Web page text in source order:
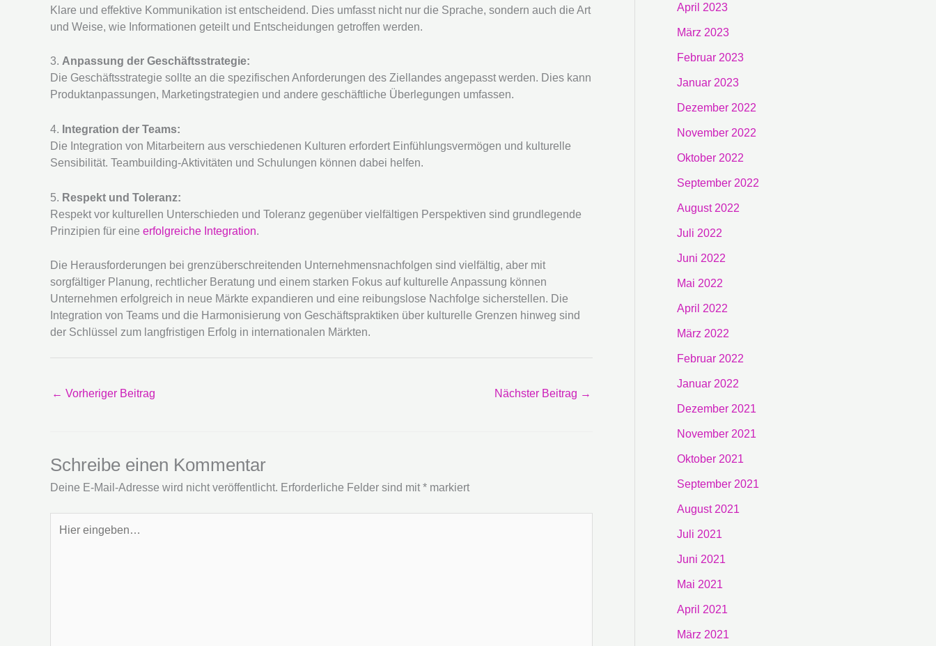
Klare und effektive Kommunikation ist entscheidend. Dies umfasst nicht nur die Sprache, sondern auch die Art
und Weise, wie Informationen geteilt und Entscheidungen getroffen werden.
3. Anpassung der Geschäftsstrategie:
Die Geschäftsstrategie sollte an die spezifischen Anforderungen des Ziellandes angepasst werden. Dies kann
Produktanpassungen, Marketingstrategien und andere geschäftliche Überlegungen umfassen.
4. Integration der Teams:
Die Integration von Mitarbeitern aus verschiedenen Kulturen erfordert Einfühlungsvermögen und kulturelle
Sensibilität. Teambuilding-Aktivitäten und Schulungen können dabei helfen.
5. Respekt und Toleranz:
Respekt vor kulturellen Unterschieden und Toleranz gegenüber vielfältigen Perspektiven sind grundlegende
Prinzipien für eine erfolgreiche Integration.
Die Herausforderungen bei grenzüberschreitenden Unternehmensnachfolgen sind vielfältig, aber mit
sorgfältiger Planung, rechtlicher Beratung und einem starken Fokus auf kulturelle Anpassung können
Unternehmen erfolgreich in neue Märkte expandieren und eine reibungslose Nachfolge sicherstellen. Die
Integration von Teams und die Harmonisierung von Geschäftspraktiken über kulturelle Grenzen hinweg sind
der Schlüssel zum langfristigen Erfolg in internationalen Märkten.
← Vorheriger Beitrag Nächster Beitrag →
Schreibe einen Kommentar
Deine E-Mail-Adresse wird nicht veröffentlicht. Erforderliche Felder sind mit* markiert
eingeben…
April 2023
März 2023
Februar 2023
Januar 2023
Dezember 2022
November 2022
Oktober 2022
September 2022
August 2022
Juli 2022
Juni 2022
Mai 2022
April 2022
März 2022
Februar 2022
Januar 2022
Dezember 2021
November 2021
Oktober 2021
September 2021
August 2021
Juli 2021
Juni 2021
Mai 2021
April 2021
März 2021